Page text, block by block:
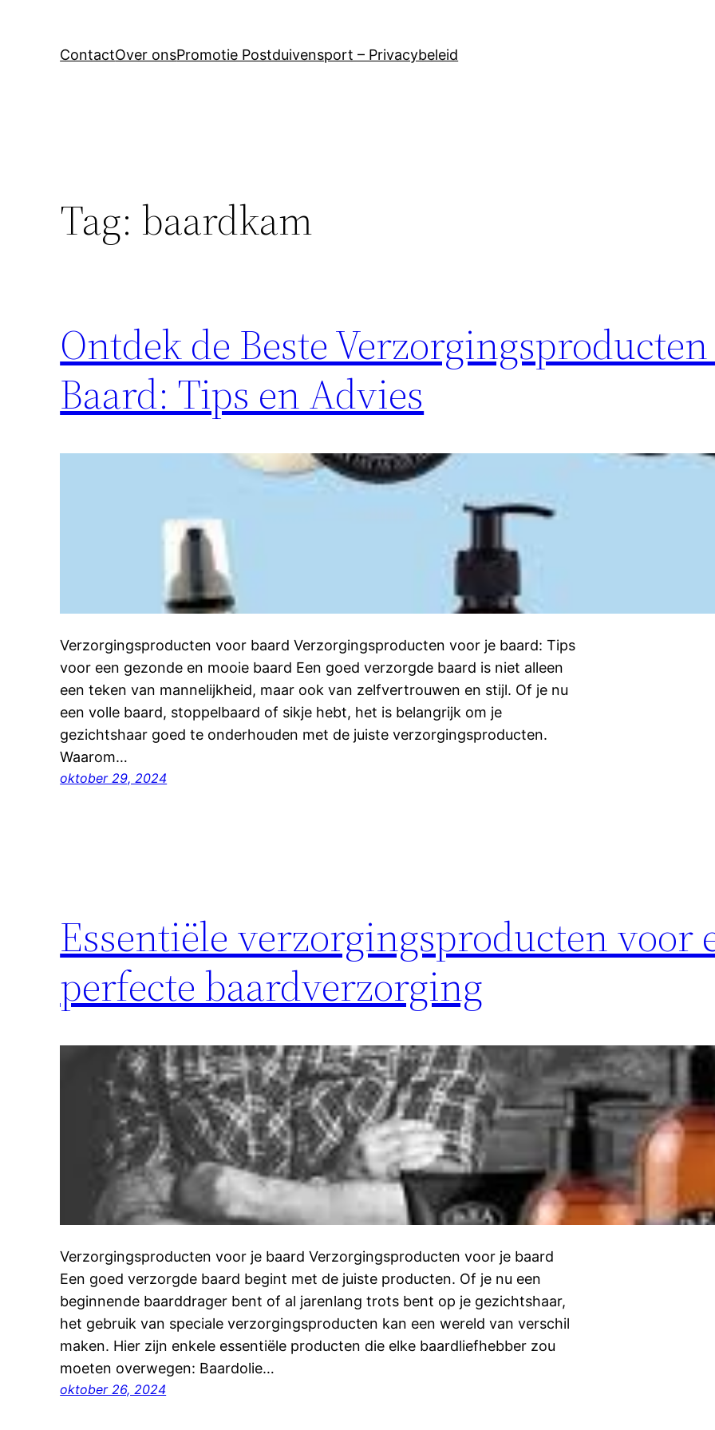
ContactOver onsPromotie Postduivensport – Privacybeleid
Tag: baardkam
Ontdek de Beste
Baard: Tips en Advies
Verzorgingsproducten voor baard Verzorgingsproducten voor je baard: Tips
voor een gezonde en mooie baard Een goed verzorgde baard is niet alleen
een teken van mannelijkheid, maar ook van zelfvertrouwen en stijl. Of je nu
een volle baard, stoppelbaard of sikje hebt, het is belangrijk om je
gezichtshaar goed te onderhouden met de juiste verzorgingsproducten.
Waarom…
oktober 29, 2024
Essentiële verzorgingsproducten voor
perfecte baardverzorging
Verzorgingsproducten voor je baard Verzorgingsproducten voor je baard
Een goed verzorgde baard begint met de juiste producten. Of je nu een
beginnende baarddrager bent of al jarenlang trots bent op je gezichtshaar,
het gebruik van speciale verzorgingsproducten kan een wereld van verschil
maken. Hier zijn enkele essentiële producten die elke baardliefhebber zou
moeten overwegen: Baardolie…
oktober 26, 2024